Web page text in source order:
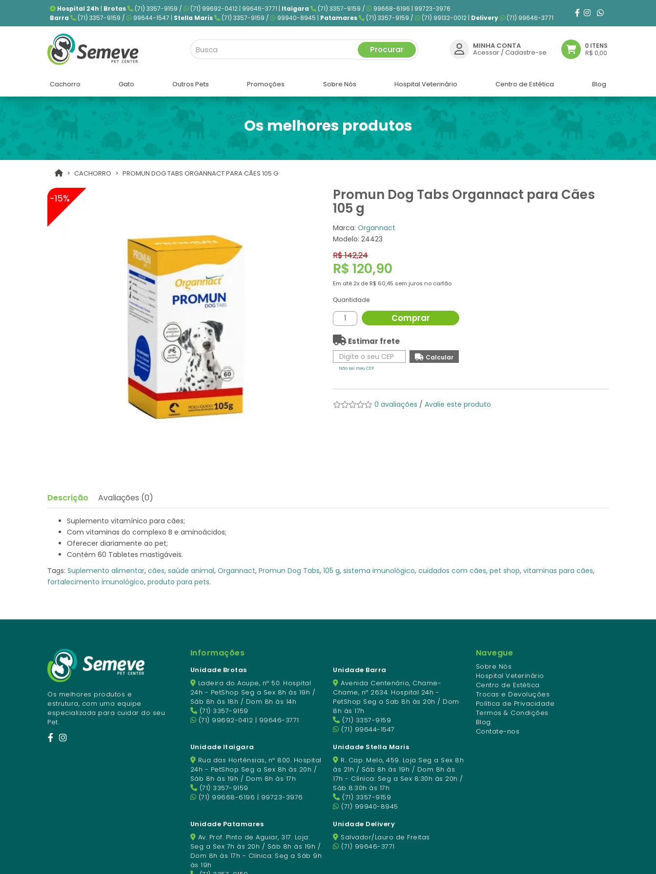
Hospital 24h | Brotas (71) 3357-9159 / (71) 99692-0412 | 99646-3771 | Itaigara (71) 3357-9159 /
99668-6196 | 99723-3976
Barra
(71) 3357-9159 / 99644-1547 | Stella Maris (71) 3357-9159 / 99940-8945 | Patamares (71) 3357-9159 / (71) 99132-0012 | Delivery (71) 99646-3771
MINHA CONTA
Acessar /Cadastre-se
0 ITENS
R$ 0,00
Procurar
Cachorro Gato Outros Pets Promoções Sobre Nós Hospital Veterinário Centro de Estética Blog
Os melhores produtos
CACHORRO PROMUN DOG TABS ORGANNACT PARA CÃES 105 G
-15% Promun Dog Tabs Organnact para Cães
105 g
Marca: Organnact
Modelo: 24423
R$ 142,24
R$ 120,90
Em até 2x de R$ 60,45 sem juros no cartão
Quantidade
Comprar
Estimar frete
Não sei meu CEP
0 avaliações / Avalie este produto
Descrição Avaliações (0)
Suplemento vitamínico para cães;
Com vitaminas do complexo B e aminoácidos;
Oferecer diariamente ao pet;
Contém 60 Tabletes mastigáveis.
Tags: Suplemento alimentar, cães, saúde animal, Organnact, Promun Dog Tabs, 105 g, sistema imunológico, cuidados com cães, pet shop, vitaminas para cães,
fortalecimento imunológico, produto para pets.
Os melhores produtos e
estrutura, com uma equipe
especializada para cuidar do seu
Pet.
Informações
Unidade Brotas
Ladeira do Acupe, nº 50. Hospital
24h - PetShop Seg a Sex 8h às 19h /
Sáb 8h às 18h / Dom 8h às 14h
(71) 3357-9159
(71) 99692-0412 | 99646-3771
Unidade Barra
Avenida Centenário, Chame-
Chame, nº 2634. Hospital 24h -
PetShop Seg a Sab 8h às 20h / Dom
8h às 17h
(71) 3357-9159
(71) 99644-1547
Unidade Itaigara
Rua das Hortênsias, nº 800. Hospital
24h - PetShop Seg a Sex 8h às 20h /
Sáb 8h às 19h / Dom 8h às 17h
(71) 3357-9159
(71) 99668-6196 | 99723-3976
Unidade Stella Maris
R. Cap. Melo, 459. Loja Seg a Sex 8h
às 21h / Sáb 8h às 19h / Dom 8h às
17h - Clínica: Seg a Sex 8:30h às 20h /
Sáb 8:30h às 17h
(71) 3357-9159
(71) 99940-8945
Unidade Patamares
Av. Prof. Pinto de Aguiar, 317. Loja:
Seg a Sex 7h às 20h / Sáb 8h às 19h /
Dom 8h às 17h - Clínica: Seg a Sáb 9h
às 19h
Unidade Delivery
Salvador/Lauro de Freitas
(71) 99646-3771
Navegue
Sobre Nós
Hospital Veterinário
Centro de Estética
Trocas e Devoluções
Política de Privacidade
Termos & Condições
Blog
Contate-nos